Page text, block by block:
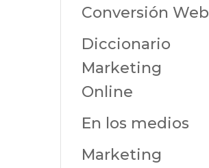
Conversión Web
Diccionario
Marketing
Online
En los medios
Marketing